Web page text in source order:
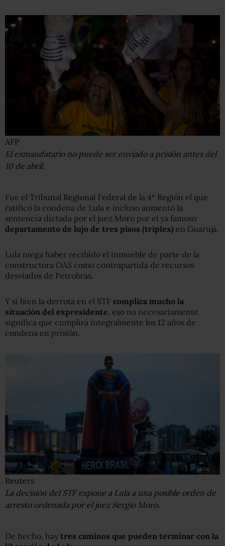
AFP
El exmandatario no puede ser enviado a prisión antes del
10 de abril.
Fue el Tribunal Regional Federal de la 4ª Región el que
ratificó la condena de Lula e incluso aumentó la
sentencia dictada por el juez Moro por el ya famoso
departamento de lujo de tres pisos (triplex) en Guarujá.
Lula niega haber recibido el inmueble de parte de la
constructora OAS como contrapartida de recursos
desviados de Petrobras.
Y si bien la derrota en el STF complica mucho la
situación del expresidente, eso no necesariamente
significa que cumplirá integralmente los 12 años de
condena en prisión.
Reuters
La decisión del STF expone a Lula a una posible orden de
arresto ordenada por el juez Sergio Moro.
De hecho, hay tres caminos que pueden terminar con la